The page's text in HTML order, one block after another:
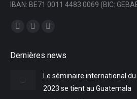
IBAN: BE71 0011 4483 0069 (BIC:
Trouvez nous sur :
opensopens
new
opens
new
Dernières news
Le séminaire international
2023 se tient au Guatemala